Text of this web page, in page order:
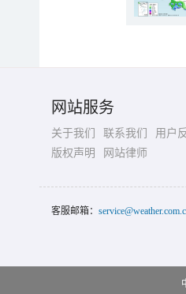
网站服务
关于我们 联系我们
用户
版权声明
网站律师
客服邮箱：